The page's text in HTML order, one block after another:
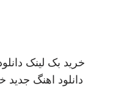
خرید بک لینک
دانلود اهنگ جدید